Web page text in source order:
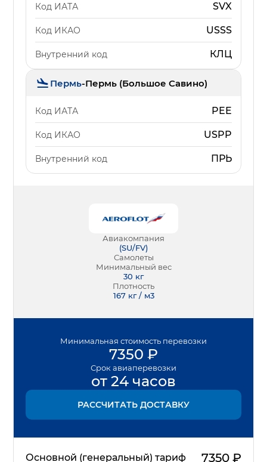
Код ИАТА SVX
Код ИКАО USSS
Внутренний код КЛЦ
Пермь-Пермь (Большое Савино)
Код ИАТА PEE
Код ИКАО USPP
Внутренний код ПРЬ
Авиакомпания
(SU/FV)
Самолеты
Минимальный вес
30 кг
Плотность
167 кг / м3
Минимальная стоимость перевозки
7350 ₽
Срок авиаперевозки
от 24 часов
РАССЧИТАТЬ ДОСТАВКУ
Основной (генеральный) тариф 7350₽